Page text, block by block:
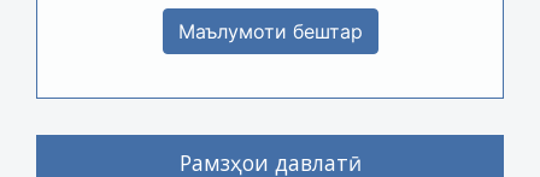
Маълумоти бештар
Рамзҳои давлатӣ